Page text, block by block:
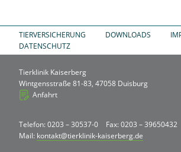
TIERVERSICHERUNG DOWNLOADS
DATENSCHUTZ
Tierklinik Kaiserberg
Wintgensstraße 81-83, 47058 Duisburg
Anfahrt
Telefon: 0203 – 30537-0
Fax: 0203 – 39650432
Mail: kontakt@tierklinik-kaiserberg.de